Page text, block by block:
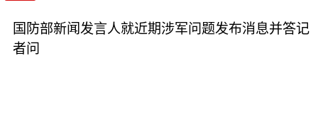
国防部新闻发言人就近期涉军问题发布消息并答记
者问